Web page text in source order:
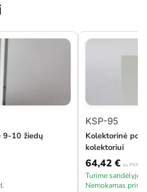
9-10 žiedų
KSP-95
Kolektorinė
kolektoriui
64,42 € su PVM
Turime sandėlyje
Nemokamas